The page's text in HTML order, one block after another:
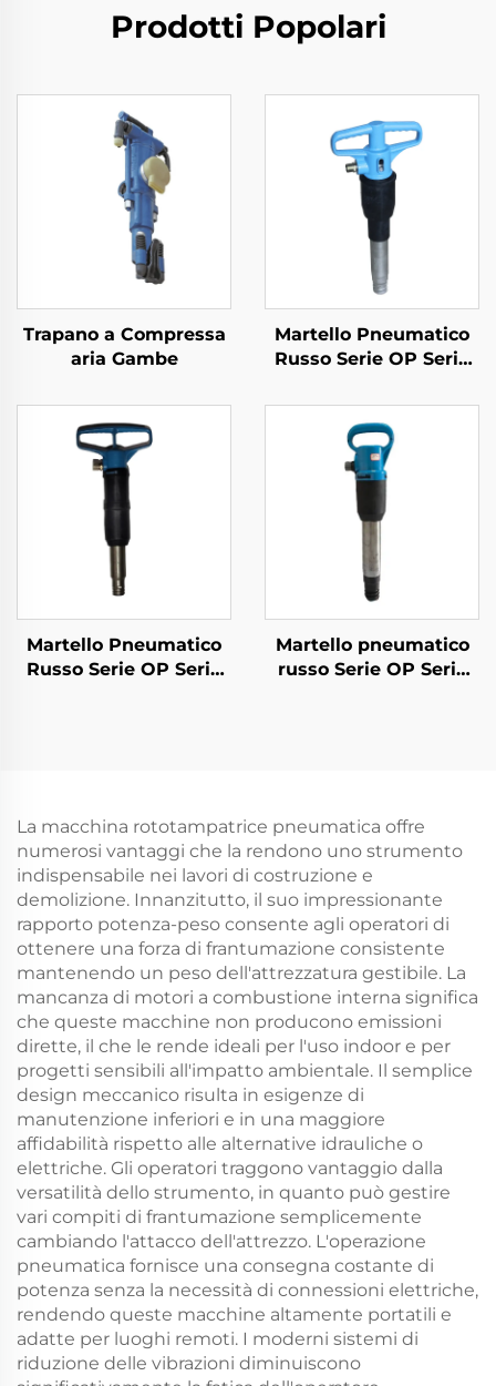
Prodotti Popolari
Trapano a Compressa
aria Gambe
Martello Pneumatico
Russo Serie OP Serie
3
Martello Pneumatico
Russo Serie OP Serie
Martello pneumatico
russo Serie OP Serie
La macchina rototampatrice pneumatica offre
numerosi vantaggi che la rendono uno strumento
indispensabile nei lavori di costruzione e
demolizione. Innanzitutto, il suo impressionante
rapporto potenza-peso consente agli operatori di
ottenere una forza di frantumazione consistente
mantenendo un peso dell'attrezzatura gestibile. La
mancanza di motori a combustione interna significa
che queste macchine non producono emissioni
dirette, il che le rende ideali per l'uso indoor e per
progetti sensibili all'impatto ambientale. Il semplice
design meccanico risulta in esigenze di
manutenzione inferiori e in una maggiore
affidabilità rispetto alle alternative idrauliche o
elettriche. Gli operatori traggono vantaggio dalla
versatilità dello strumento, in quanto può gestire
vari compiti di frantumazione semplicemente
cambiando l'attacco dell'attrezzo. L'operazione
pneumatica fornisce una consegna costante di
potenza senza la necessità di connessioni elettriche,
rendendo queste macchine altamente portatili e
adatte per luoghi remoti. I moderni sistemi di
riduzione delle vibrazioni diminuiscono